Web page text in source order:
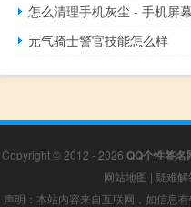
怎么清理手机灰尘 - 手机屏
元气骑士警官技能怎么样
Copyright © 2012 - 2026 QQ个性签名
网站地图 | 疑难解
声明：本站内容来自互联网，如信息